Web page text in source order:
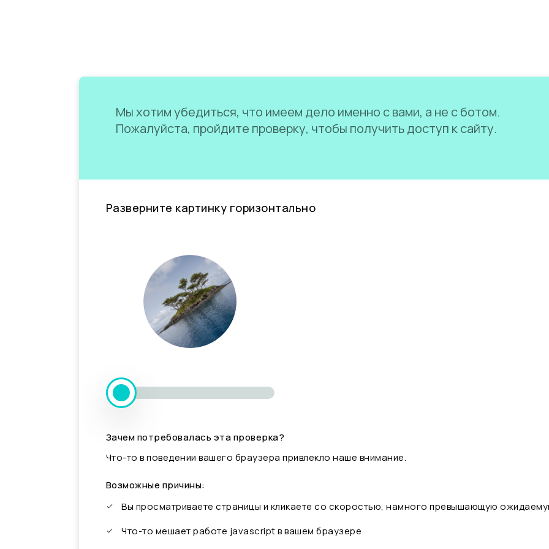
Мы хотим убедиться, что имеем дело именно с вами, а не с ботом.
Пожалуйста, пройдите проверку, чтобы получить доступ к сайту.
Разверните картинку горизонтально
Зачем потребовалась эта проверка?
Что-то в поведении вашего браузера привлекло наше внимание.
Возможные причины:
Вы просматриваете страницы и кликаете со скоростью, намного превышающую
Что-то мешает работе javascript в вашем браузере